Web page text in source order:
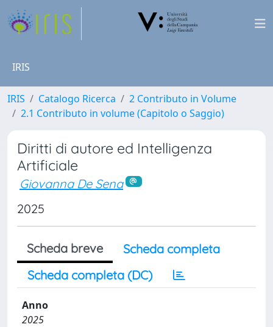
IRIS
IRIS Catalogo Ricerca
2 Contributo in Volume
2.1 Contributo in volume (Capitolo o Saggio)
Diritti di autore ed Intelligenza
Artificiale
Giovanna De Sena
2025
Scheda breve
Scheda completa
Scheda completa (DC)
Anno
2025